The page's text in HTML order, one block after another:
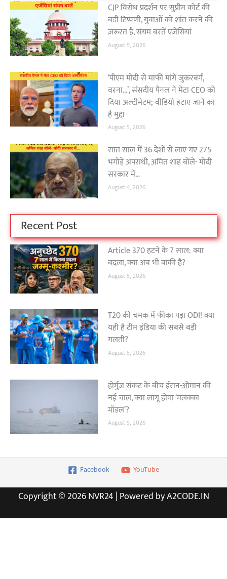
CJP विरोध प्रदर्शन पर सुप्रीम कोर्ट की
बड़ी टिप्पणी, युवाओं को शांत करने की
ज़रूरत है, संयम बरतें एजेंसियां
August 5, 2026
‘पीएम मोदी से माफी मांगें जुकरबर्ग,
वरना…’, संसदीय पैनल ने मेटा CEO को
दिया अल्टीमेटम; वीडियो हटाए जाने का
है मुद्दा
August 5, 2026
सात साल में 36 देशों से लाए गए 275
भगोड़े अपराधी, अमित शाह बोले- मोदी
सरकार में…
August 4, 2026
Recent Post
Article 370 हटने के 7 साल: क्या
बदला, क्या अब भी बाकी है?
August 5, 2026
T20 की चमक में फीका पड़ा ODI! क्या
यही है टीम इंडिया की सबसे बड़ी
गलती?
August 5, 2026
होर्मुज संकट के बीच ईरान-ओमान की
नई चाल, क्या लागू होगा ‘मलक्का
मॉडल’?
August 5, 2026
Facebook YouTube
Copyright © 2026 NVR24 | Powered by A2CODE.IN